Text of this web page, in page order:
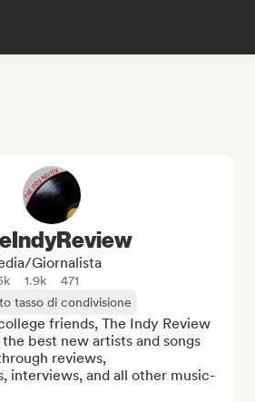
Giornalista
1.9k
471
tasso di condivisione
friends, The Indy Review
best new artists and songs
reviews,
interviews, and all other music-